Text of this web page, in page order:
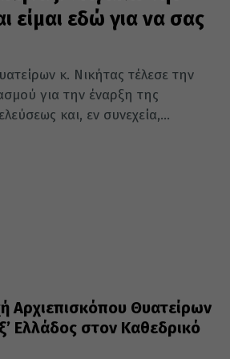
είμαι εδώ για να σας
κ. Νικήτας τέλεσε την
για την έναρξη της
και, εν συνεχεία,...
Αρχιεπισκόπου Θυατείρων
Ελλάδος στον Καθεδρικό